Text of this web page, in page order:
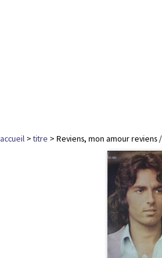
accueil >titre > Reviens, mon amour reviens